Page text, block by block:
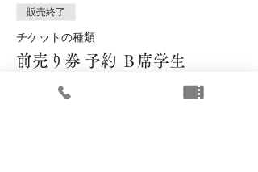
販売終了
チケットの種類
前売り券 予約 Ｂ席学生
詳細を見る